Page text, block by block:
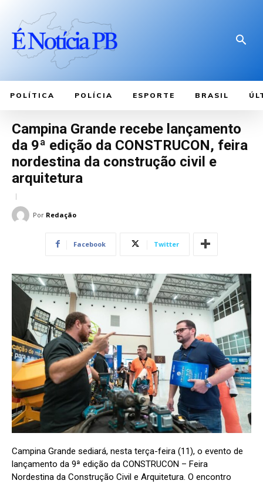
POLÍTICA POLÍCIA ESPORTE BRASIL
Campina Grande recebe lançamento
da 9ª edição da CONSTRUCON, feira
nordestina da construção civil e
arquitetura
Por Redação
Facebook Twitter
Campina Grande sediará, nesta terça-feira (11), o evento de
lançamento da 9ª edição da CONSTRUCON – Feira
Nordestina da Construção Civil e Arquitetura. O encontro